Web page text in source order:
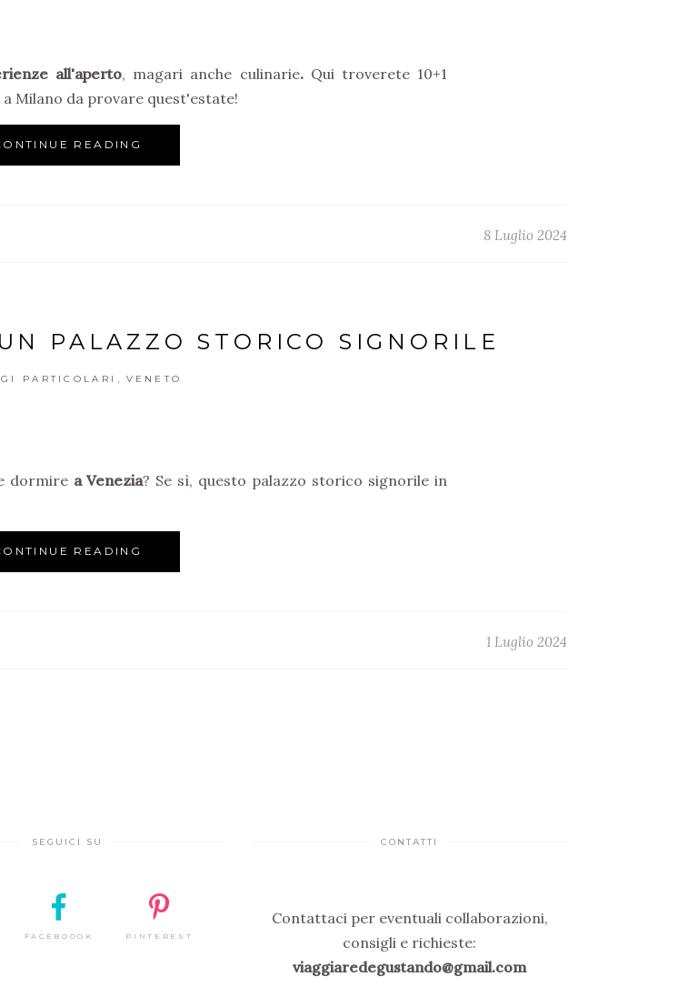
all'aperto, magari anche culinarie.Qui troverete 10+1
Milano da provare quest'estate!
READING
8 Luglio 2024
PALAZZO STORICO SIGNORILE
PARTICOLARI VENETO
dormire a Venezia? Se sì, questo palazzo storico signorile in
READING
1 Luglio 2024
SEGUICI SU
FACEBOOOK PINTEREST
CONTATTI
Contattaci per eventuali collaborazioni,
consigli e richieste:
viaggiaredegustando@gmail.com